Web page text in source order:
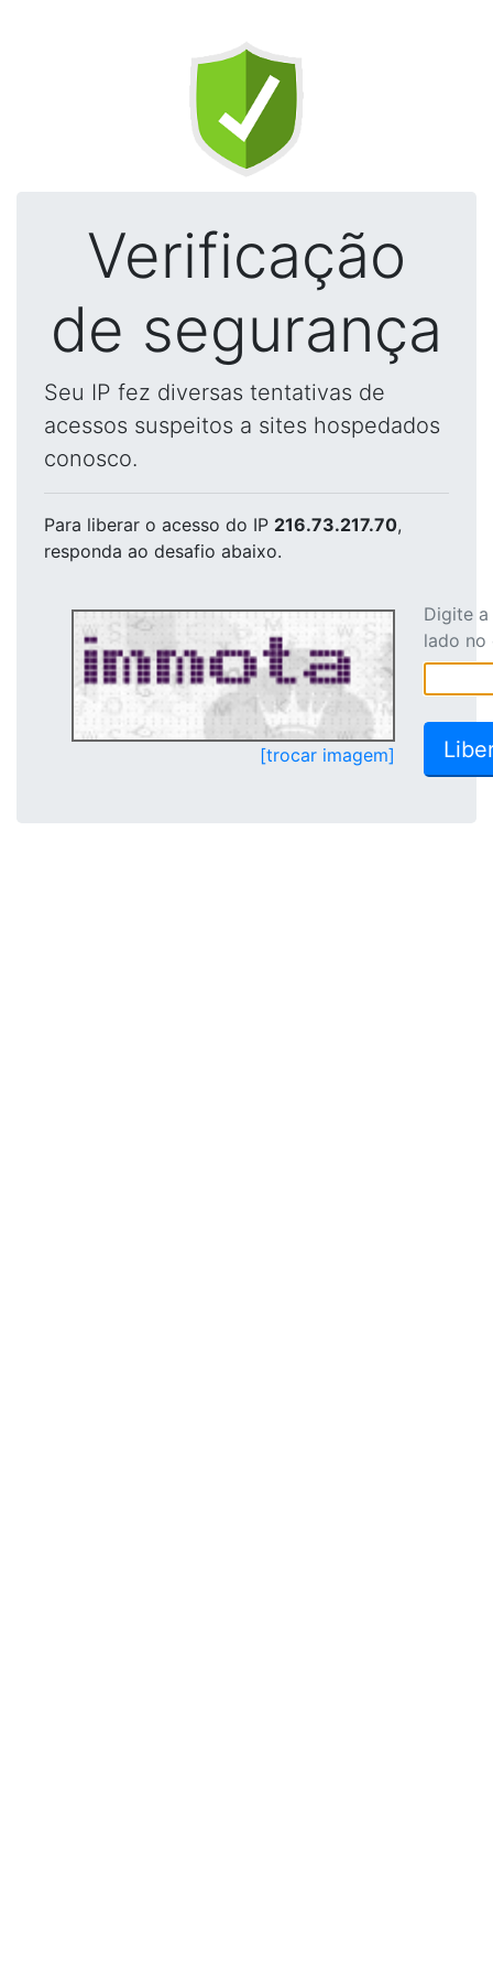
Verificação
de segurança
Seu IP fez diversas tentativas de
acessos suspeitos a sites hospedados
conosco.
Para liberar o acesso do IP 216.73.217.70,
responda ao desafio abaixo.
[trocar imagem]
Digite
lado no